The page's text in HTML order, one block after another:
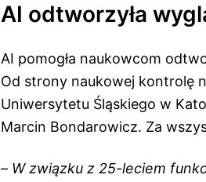
AI odtworzyła
AI pomogła naukowcom
Od strony naukowej kontrolę
Uniwersytetu Śląskiego w
Marcin Bondarowicz. Za
– W związku z 25-leciem